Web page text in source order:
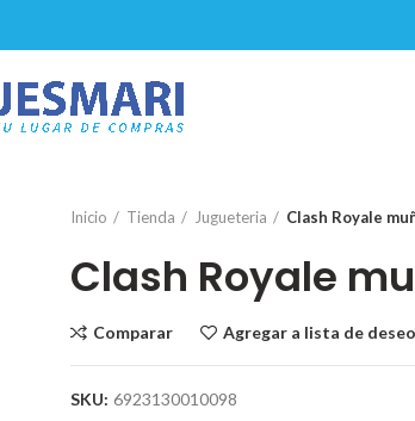
Inicio Tienda Jugueteria Clash Royale
Clash Royale
Comparar Agregar a lista de
SKU: 6923130010098